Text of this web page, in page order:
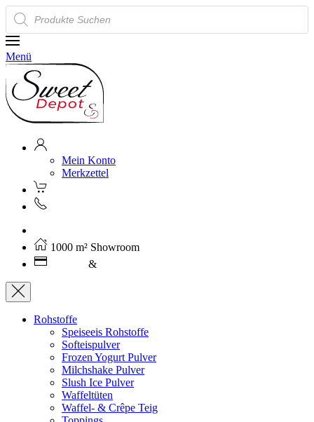
Products
search
Menü
Mein Konto
Merkzettel
1000 m² Showroom
&
Rohstoffe
Speiseeis Rohstoffe
Softeispulver
Frozen Yogurt Pulver
Milchshake Pulver
Slush Ice Pulver
Waffeltüten
Waffel- & Crêpe Teig